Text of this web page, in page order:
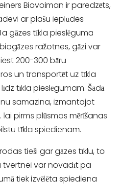
Biovoiman ir paredzēts,
ar plašu ieplūdes
gāzes tīkla pieslēguma
ražotnes, gāzi var
200-300 bāru
un transportēt uz tīkla
tīkla pieslēgumam. Šādā
samazina, izmantojot
pirms plūsmas mērīšanas
tīkla spiedienam.
tieši gar gāzes tīklu, to
tvertnei var novadīt pa
tiek izvēlēta spiediena